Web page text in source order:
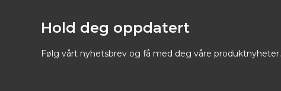
Hold deg oppdatert
Følg vårt nyhetsbrev og få med deg våre produktnyheter.